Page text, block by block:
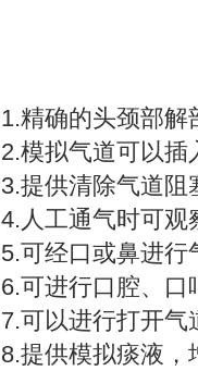
1.精确的头颈部
2.模拟气道可以
3.提供清除气道
4.人工通气时可观
5.可经口或鼻进
6.可进行口腔、
7.可以进行打开
8.提供模拟痰液